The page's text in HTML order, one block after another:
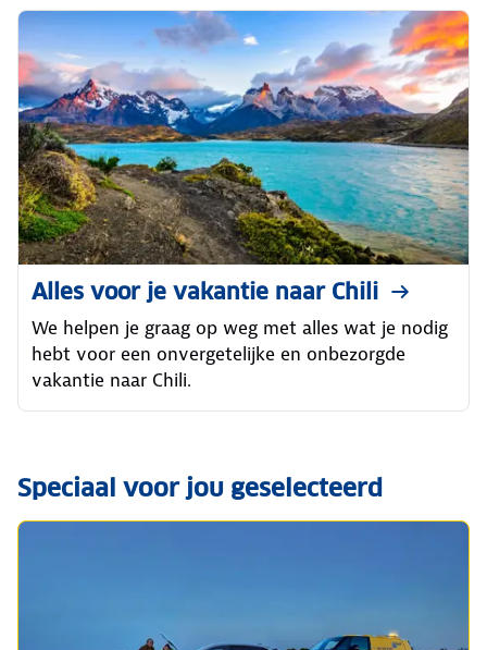
Alles voor je vakantie naar Chili
We helpen je graag op weg met alles wat je nodig
hebt voor een onvergetelijke en onbezorgde
vakantie naar Chili.
Speciaal voor jou geselecteerd